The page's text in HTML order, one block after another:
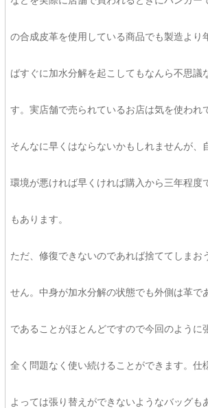
の合成皮革を使用している商品でも製造より
ばすぐに加水分解を起こしてもなんら不思議
す。実店舗で売られているお店は気を使われ
そんなに早くはならないかもしれませんが、
環境が悪ければ早くければ購入から三年程度
もあります。
ただ、修復できないのであれば捨ててしまお
せん。中身が加水分解の状態でも外側は革で
であることがほとんどですので今回のように
全く問題なく使い続けることができます。仕
よっては張り替えができないようなバッグも